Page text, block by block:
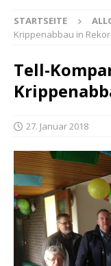
STARTSEITE
Krippenabbau in
Tell-
27. Januar 2018